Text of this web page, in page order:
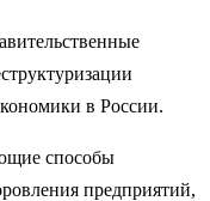
в России.
способы
предприятий,